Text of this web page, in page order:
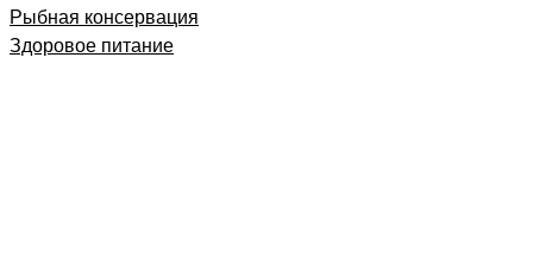
Рыбная консервация
Здоровое питание